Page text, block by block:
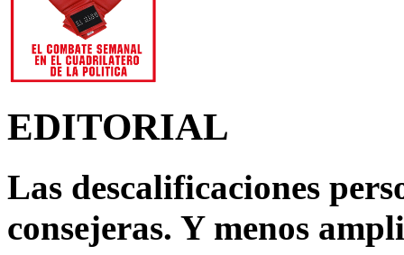
EDITORIAL
Las descalificaciones
consejeras. Y menos